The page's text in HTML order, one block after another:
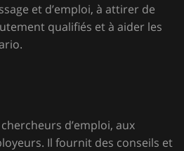
et d’emploi, à attirer de
qualifiés et à aider les
d’emploi, aux
Il fournit des conseils et